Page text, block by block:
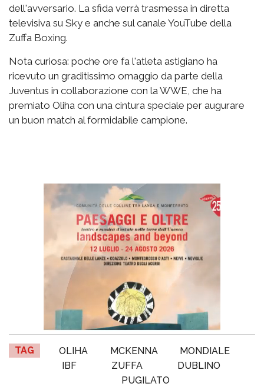
dell'avversario. La sfida verrà trasmessa in diretta
televisiva su Sky e anche sul canale YouTube della
Zuffa Boxing.
Nota curiosa: poche ore fa l'atleta astigiano ha
ricevuto un graditissimo omaggio da parte della
Juventus in collaborazione con la WWE, che ha
premiato Oliha con una cintura speciale per augurare
un buon match al formidabile campione.
TAG OLIHA MCKENNA
MONDIALE
IBF
ZUFFA
DUBLINO
PUGILATO